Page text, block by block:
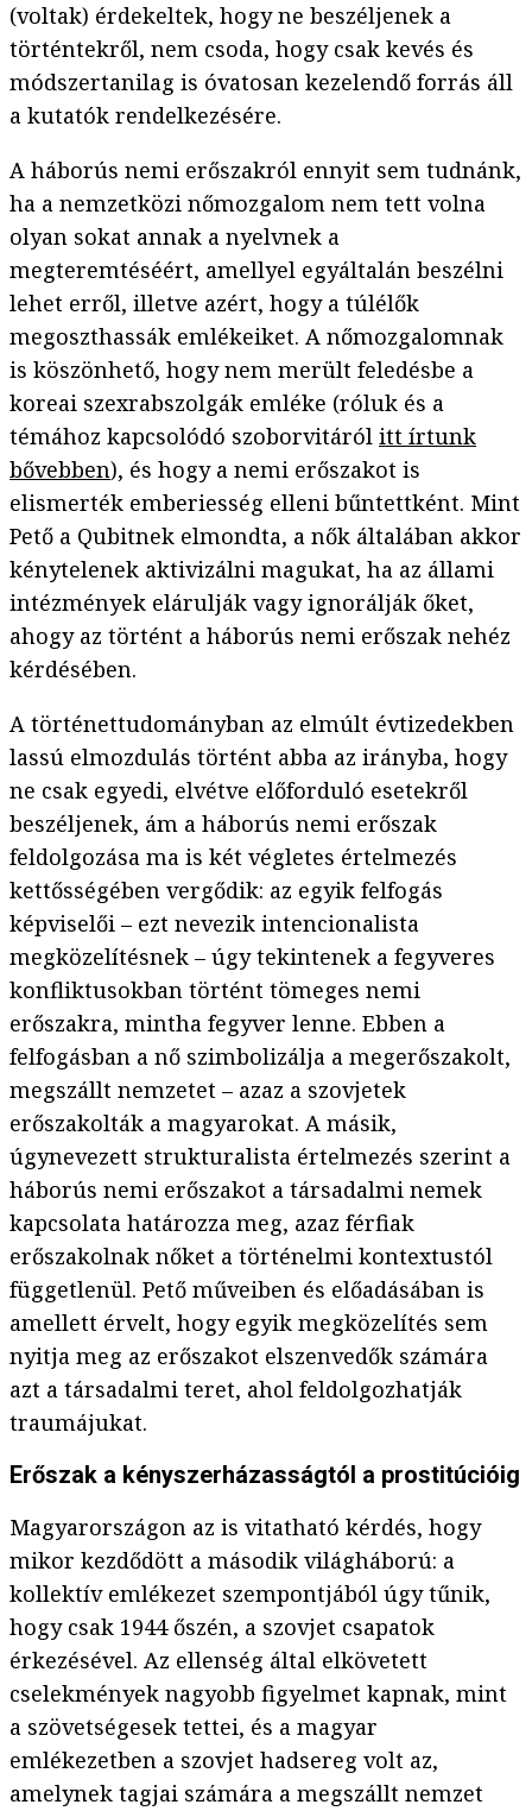
(voltak) érdekeltek, hogy ne beszéljenek a
történtekről, nem csoda, hogy csak kevés és
módszertanilag is óvatosan kezelendő forrás áll
a kutatók rendelkezésére.
A háborús nemi erőszakról ennyit sem tudnánk,
ha a nemzetközi nőmozgalom nem tett volna
olyan sokat annak a nyelvnek a
megteremtéséért, amellyel egyáltalán beszélni
lehet erről, illetve azért, hogy a túlélők
megoszthassák emlékeiket. A nőmozgalomnak
is köszönhető, hogy nem merült feledésbe a
koreai szexrabszolgák emléke (róluk és a
témához kapcsolódó szoborvitáról itt írtunk
bővebben), és hogy a nemi erőszakot is
elismerték emberiesség elleni bűntettként. Mint
Pető a Qubitnek elmondta, a nők általában akkor
kénytelenek aktivizálni magukat, ha az állami
intézmények elárulják vagy ignorálják őket,
ahogy az történt a háborús nemi erőszak nehéz
kérdésében.
A történettudományban az elmúlt évtizedekben
lassú elmozdulás történt abba az irányba, hogy
ne csak egyedi, elvétve előforduló esetekről
beszéljenek, ám a háborús nemi erőszak
feldolgozása ma is két végletes értelmezés
kettősségében vergődik: az egyik felfogás
képviselői – ezt nevezik intencionalista
megközelítésnek – úgy tekintenek a fegyveres
konfliktusokban történt tömeges nemi
erőszakra, mintha fegyver lenne. Ebben a
felfogásban a nő szimbolizálja a megerőszakolt,
megszállt nemzetet – azaz a szovjetek
erőszakolták a magyarokat. A másik,
úgynevezett strukturalista értelmezés szerint a
háborús nemi erőszakot a társadalmi nemek
kapcsolata határozza meg, azaz férfiak
erőszakolnak nőket a történelmi kontextustól
függetlenül. Pető műveiben és előadásában is
amellett érvelt, hogy egyik megközelítés sem
nyitja meg az erőszakot elszenvedők számára
azt a társadalmi teret, ahol feldolgozhatják
traumájukat.
Erőszak a kényszerházasságtól a prostitúcióig
Magyarországon az is vitatható kérdés, hogy
mikor kezdődött a második világháború: a
kollektív emlékezet szempontjából úgy tűnik,
hogy csak 1944 őszén, a szovjet csapatok
érkezésével. Az ellenség által elkövetett
cselekmények nagyobb figyelmet kapnak, mint
a szövetségesek tettei, és a magyar
emlékezetben a szovjet hadsereg volt az,
amelynek tagjai számára a megszállt nemzet